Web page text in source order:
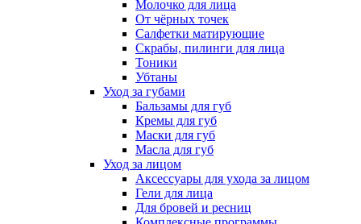
Молочко для лица
От чёрных точек
Салфетки матирующие
Скрабы, пилинги для лица
Тоники
Убтаны
Уход за губами
Бальзамы для губ
Кремы для губ
Маски для губ
Масла для губ
Уход за лицом
Аксессуары для ухода за лицом
Гели для лица
Для бровей и ресниц